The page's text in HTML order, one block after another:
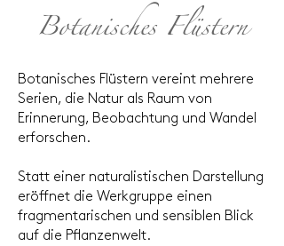
Botanisches Flüstern
Botanisches Flüstern vereint mehrere
Serien, die Natur als Raum von
Erinnerung, Beobachtung und Wandel
erforschen.
Statt einer naturalistischen Darstellung
eröffnet die Werkgruppe einen
fragmentarischen und sensiblen Blick
auf die Pflanzenwelt.